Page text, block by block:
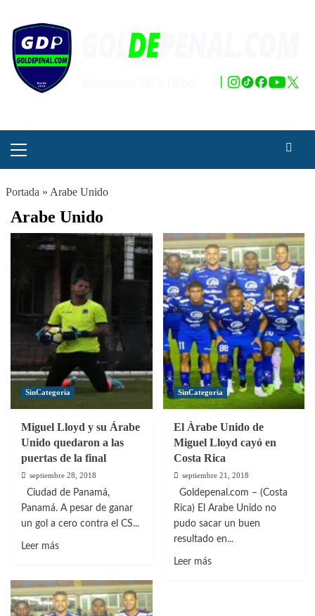
contenido
principal
Portada » Arabe Unido
Arabe Unido
SinCategoria
Miguel Lloyd y su Árabe
Unido quedaron a las
puertas de la final
septiembre 28, 2018
Ciudad de Panamá,
Panamá. A pesar de ganar
un gol a cero contra el CS...
Leer másLeer
Miguel
Lloyd
SinCategoria
El Àrabe Unido de
Miguel Lloyd cayó en
Costa Rica
septiembre 21, 2018
Goldepenal.com – (Costa
Rica) El Arabe Unido no
pudo sacar un buen
resultado en...
Leer másLeer